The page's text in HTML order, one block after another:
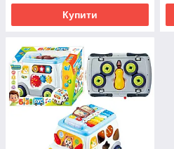
Купити